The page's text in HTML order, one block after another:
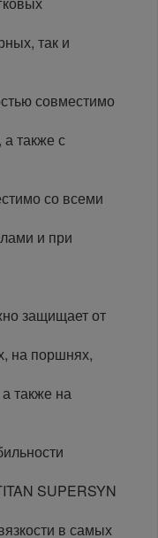
так и
совместимо
также с
со всеми
и при
защищает от
на поршнях,
также на
SUPERSYN
в самых